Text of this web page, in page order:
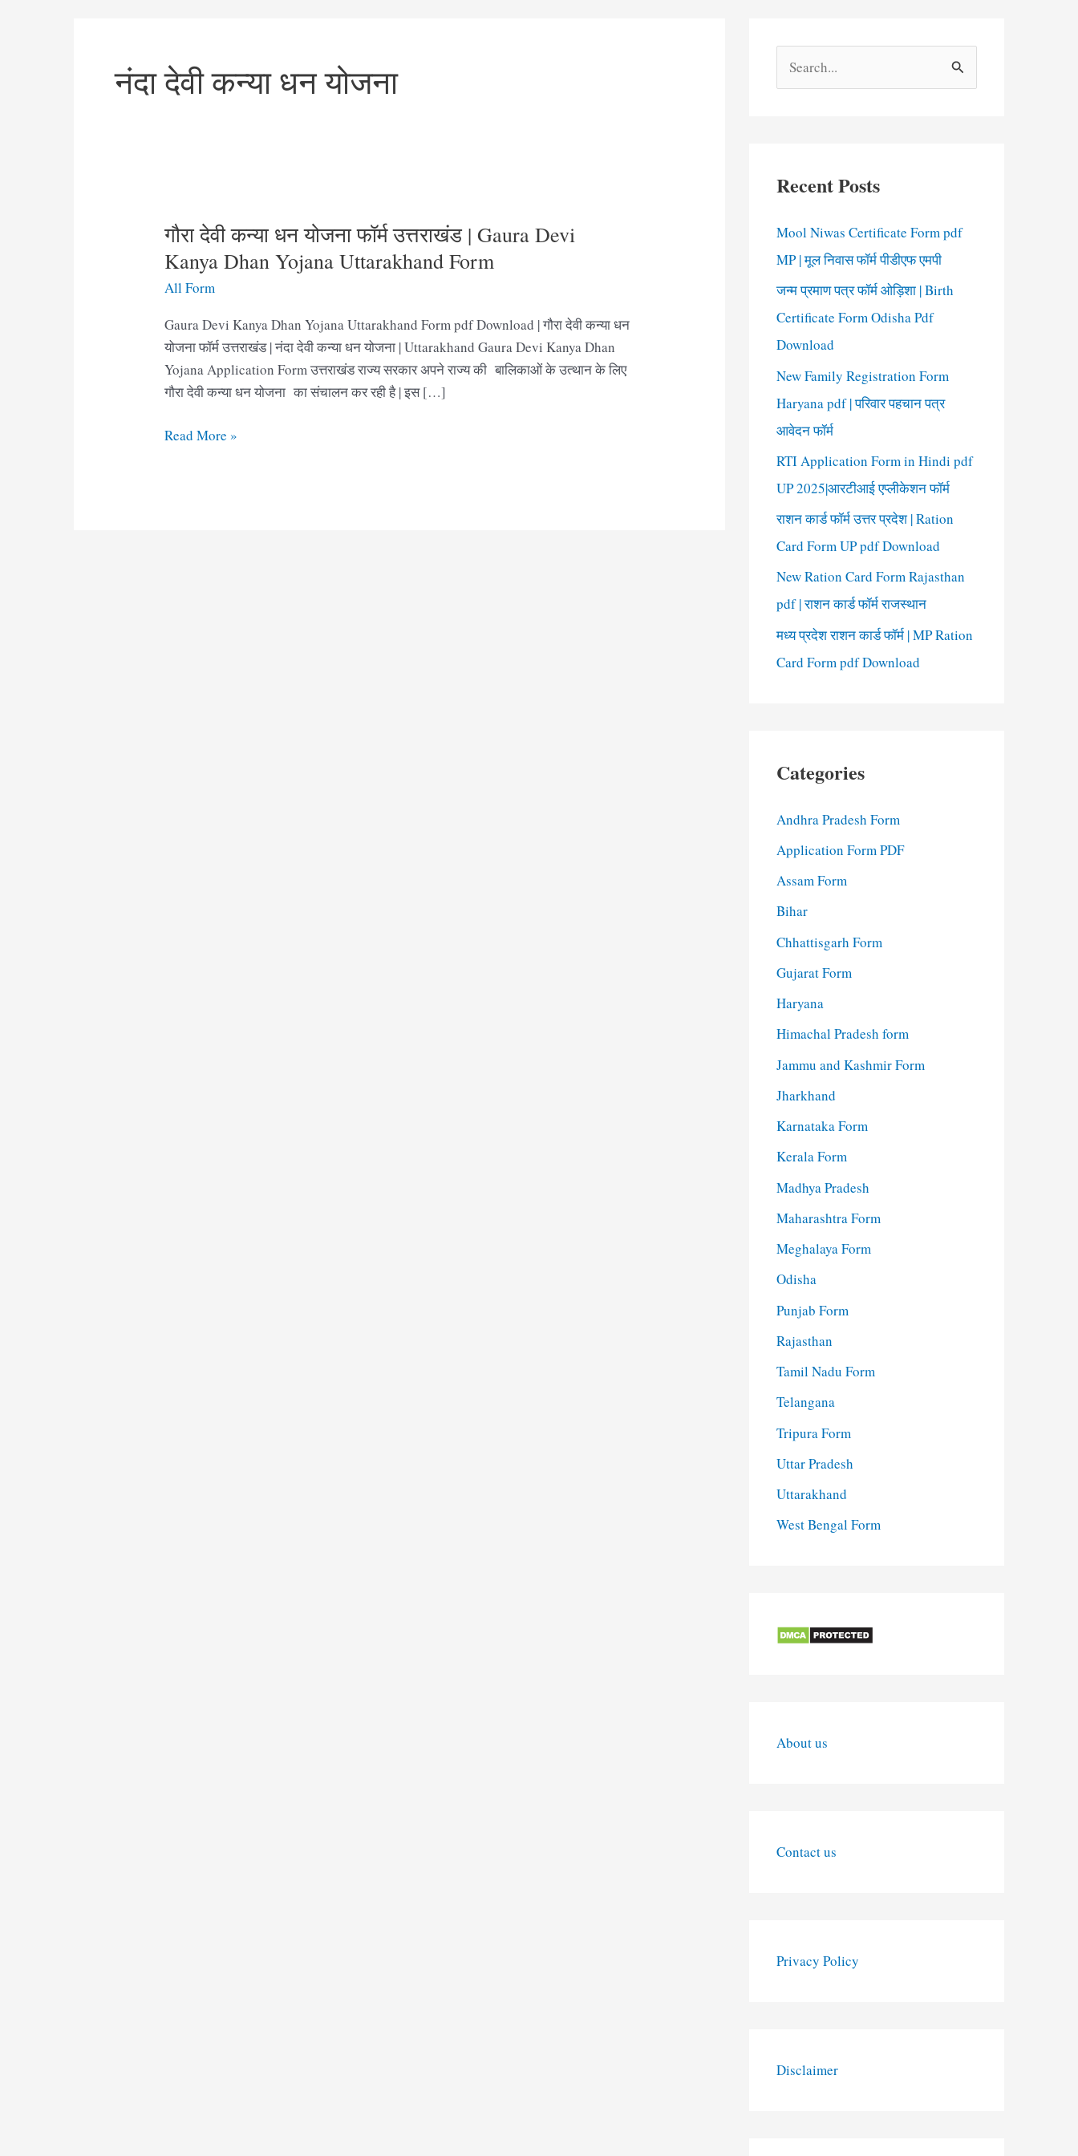
नंदा देवी कन्या धन योजना
गौरा देवी कन्या धन योजना फॉर्म उत्तराखंड | Gaura Devi
Kanya Dhan Yojana Uttarakhand Form
All Form
Gaura Devi Kanya Dhan Yojana Uttarakhand Form pdf Download | गौरा देवी कन्या धन
योजना फॉर्म उत्तराखंड | नंदा देवी कन्या धन योजना | Uttarakhand Gaura Devi Kanya Dhan
Yojana Application Form उत्तराखंड राज्य सरकार अपने राज्य की बालिकाओं के उत्थान के लिए
गौरा देवी कन्या धन योजना का संचालन कर रही है | इस […]
गौरा
Read More »
e
h
Recent Posts
Mool Niwas Certificate Form pdf
MP | मूल निवास फॉर्म पीडीएफ एमपी
जन्म प्रमाण पत्र फॉर्म ओड़िशा | Birth
Certificate Form Odisha Pdf
Download
New Family Registration Form
Haryana pdf | परिवार पहचान पत्र
आवेदन फॉर्म
RTI Application Form in Hindi pdf
UP 2025|आरटीआई एप्लीकेशन फॉर्म
राशन कार्ड फॉर्म उत्तर प्रदेश | Ration
Card Form UP pdf Download
New Ration Card Form Rajasthan
pdf | राशन कार्ड फॉर्म राजस्थान
मध्य प्रदेश राशन कार्ड फॉर्म | MP Ration
Card Form pdf Download
Categories
Andhra Pradesh Form
Application Form PDF
Assam Form
Bihar
Chhattisgarh Form
Gujarat Form
Haryana
Himachal Pradesh form
Jammu and Kashmir Form
Jharkhand
Karnataka Form
Kerala Form
Madhya Pradesh
Maharashtra Form
Meghalaya Form
Odisha
Punjab Form
Rajasthan
Tamil Nadu Form
Telangana
Tripura Form
Uttar Pradesh
Uttarakhand
West Bengal Form
About us
Contact us
Privacy Policy
Disclaimer